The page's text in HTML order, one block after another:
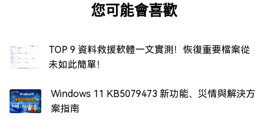
您可能會喜歡
TOP 9 資料救援軟體一文實測！恢復重要檔案從
未如此簡單！
Windows 11 KB5079473 新功能、災情與解決方
案指南